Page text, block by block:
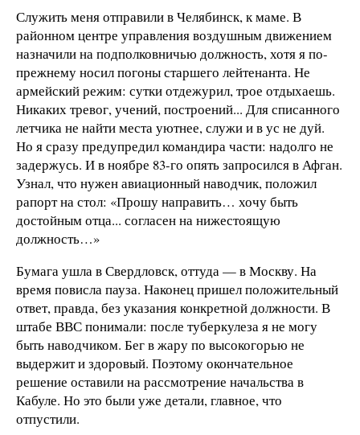
Служить меня отправили в Челябинск, к маме. В
районном центре управления воздушным движением
назначили на подполковничью должность, хотя я по-
прежнему носил погоны старшего лейтенанта. Не
армейский режим: сутки отдежурил, трое отдыхаешь.
Никаких тревог, учений, построений... Для списанного
летчика не найти места уютнее, служи и в ус не дуй.
Но я сразу предупредил командира части: надолго не
задержусь. И в ноябре 83-го опять запросился в Афган.
Узнал, что нужен авиационный наводчик, положил
рапорт на стол: «Прошу направить… хочу быть
достойным отца... согласен на нижестоящую
должность…»
Бумага ушла в Свердловск, оттуда — в Москву. На
время повисла пауза. Наконец пришел положительный
ответ, правда, без указания конкретной должности. В
штабе ВВС понимали: после туберкулеза я не могу
быть наводчиком. Бег в жару по высокогорью не
выдержит и здоровый. Поэтому окончательное
решение оставили на рассмотрение начальства в
Кабуле. Но это были уже детали, главное, что
отпустили.